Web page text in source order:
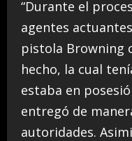
“Durante el
agentes
pistola Browning
hecho, la cual
estaba en
entregó de
autoridades.